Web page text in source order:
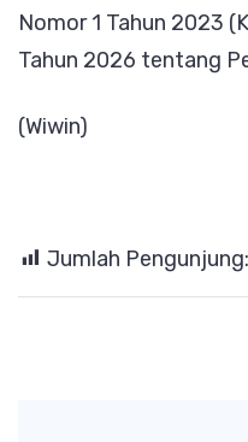
Nomor 1 Tahun 2023
Tahun 2026 tentang
(Wiwin)
Jumlah Pengunjung: